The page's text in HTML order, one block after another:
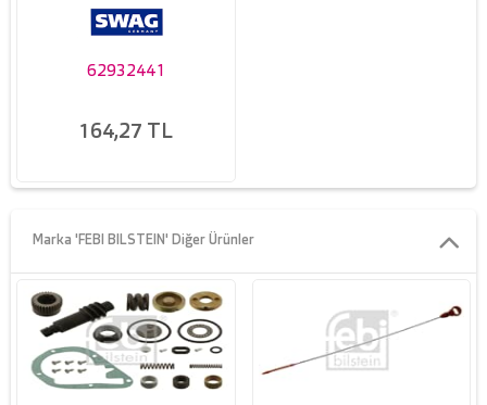
62932441
164,27 TL
Marka 'FEBI BILSTEIN' Diğer Ürünler